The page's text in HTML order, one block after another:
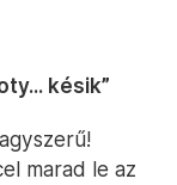
késik”
marad le az